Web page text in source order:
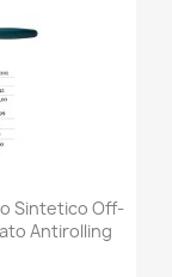
Sintetico Off-
Antirolling